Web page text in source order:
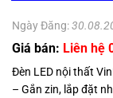
Ngày Đăng:
Giá bán: Liên hệ
Đèn LED nội thất
– Gắn zin, lắp đặt